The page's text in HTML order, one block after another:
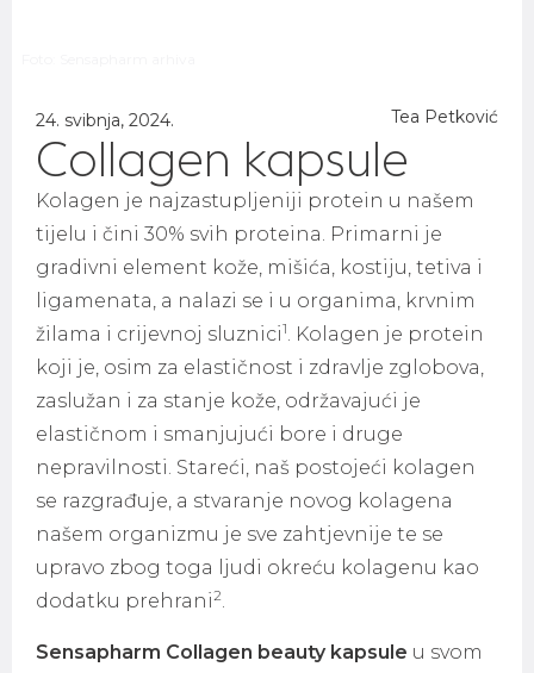
24. svibnja, 2024. Tea Petković
Collagen kapsule
Kolagen je najzastupljeniji protein u našem
tijelu i čini 30% svih proteina. Primarni je
gradivni element kože, mišića, kostiju, tetiva i
ligamenata, a nalazi se i u organima, krvnim
žilama i crijevnoj sluznici1. Kolagen je protein
koji je, osim za elastičnost i zdravlje zglobova,
zaslužan i za stanje kože, održavajući je
elastičnom i smanjujući bore i druge
nepravilnosti. Stareći, naš postojeći kolagen
se razgrađuje, a stvaranje novog kolagena
našem organizmu je sve zahtjevnije te se
upravo zbog toga ljudi okreću kolagenu kao
dodatku prehrani2.
Sensapharm Collagen beauty kapsule u svom